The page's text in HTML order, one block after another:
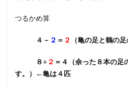
つるかめ算
４－ ２ ＝ ２ （亀の足と鶴の
８÷ ２ ＝４（余った８本の足
す。）←亀は４匹